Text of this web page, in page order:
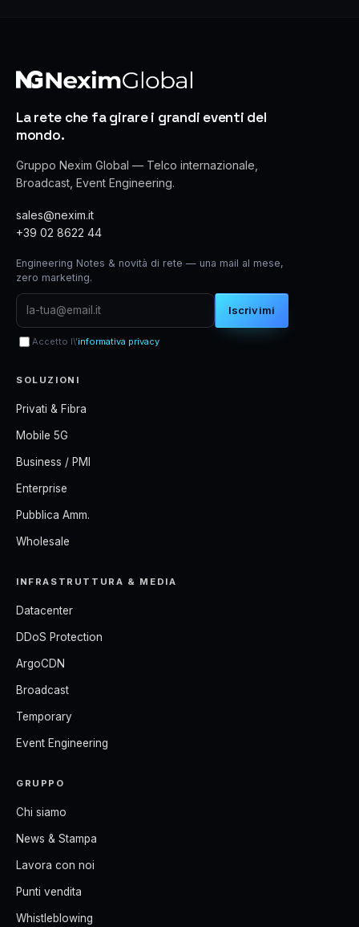
La rete che fa girare i grandi eventi del
mondo.
Gruppo Nexim Global — Telco internazionale,
Broadcast, Event Engineering.
sales@nexim.it
+39 02 8622 44
Engineering Notes & novità di rete — una mail al mese,
zero marketing.
Iscrivimi
Accetto l\'informativa privacy
SOLUZIONI
Privati & Fibra
Mobile 5G
Business / PMI
Enterprise
Pubblica Amm.
Wholesale
INFRASTRUTTURA & MEDIA
Datacenter
DDoS Protection
ArgoCDN
Broadcast
Temporary
Event Engineering
GRUPPO
Chi siamo
News & Stampa
Lavora con noi
Punti vendita
Whistleblowing